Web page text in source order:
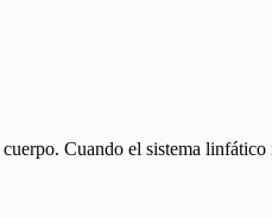
Cuando el sistema